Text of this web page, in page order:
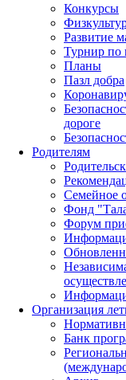
Конкурсы
Развитие
Турнир по
Планы
Пазл добра
дороге
Родителям
Семейное
Фонд
Форум
Организация
Банк